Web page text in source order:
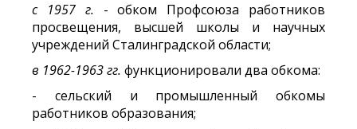
с 1957 г. - обком Профсоюза работников
просвещения, высшей школы и научных
учреждений Сталинградской области;
в 1962-1963 гг. функционировали два обкома:
- сельский и промышленный обкомы
работников образования;